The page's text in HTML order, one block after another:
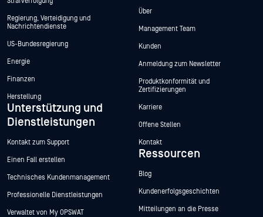
Regierung, Verteidigung und
Nachrichtendienste
US-Bundesregierung
Energie
Finanzen
Herstellung
Unterstützung und
Dienstleistungen
Kontakt zum Support
Einen Fall erstellen
Technisches Kundenmanagement
Professionelle Dienstleistungen
Verwaltet von My OPSWAT
Über
Management Team
Kunden
Anmeldung zum Newsletter
Produktkonformität und
Zertifizierungen
Karriere
Offene Stellen
Kontakt
Ressourcen
Blog
Kundenerfolgsgeschichten
Mitteilungen an die Presse